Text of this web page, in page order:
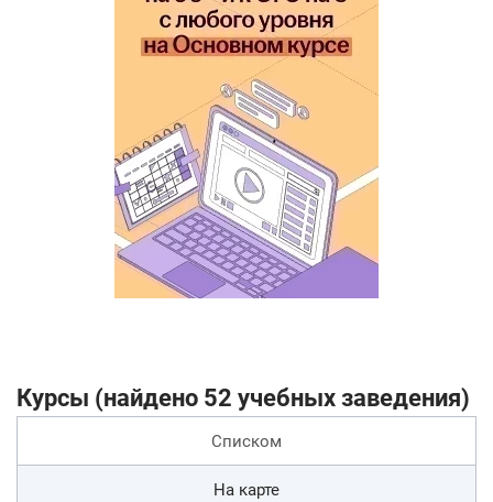
Курсы (найдено 52 учебных заведения)
Списком
На карте